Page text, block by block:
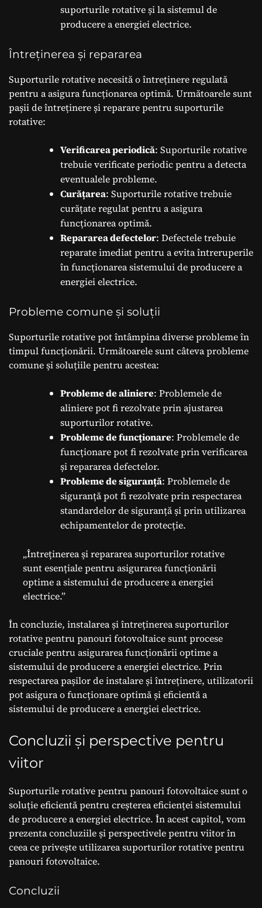
suporturile rotative și la sistemul de
producere a energiei electrice.
Întreținerea și repararea
Suporturile rotative necesită o întreținere regulată
pentru a asigura funcționarea optimă. Următoarele sunt
pașii de întreținere și reparare pentru suporturile
rotative:
Verificarea periodică: Suporturile rotative
trebuie verificate periodic pentru a detecta
eventualele probleme.
Curățarea: Suporturile rotative trebuie
curățate regulat pentru a asigura
funcționarea optimă.
Repararea defectelor: Defectele trebuie
reparate imediat pentru a evita întreruperile
în funcționarea sistemului de producere a
energiei electrice.
Probleme comune și soluții
Suporturile rotative pot întâmpina diverse probleme în
timpul funcționării. Următoarele sunt câteva probleme
comune și soluțiile pentru acestea:
Probleme de aliniere: Problemele de
aliniere pot fi rezolvate prin ajustarea
suporturilor rotative.
Probleme de funcționare: Problemele de
funcționare pot fi rezolvate prin verificarea
și repararea defectelor.
Probleme de siguranță: Problemele de
siguranță pot fi rezolvate prin respectarea
standardelor de siguranță și prin utilizarea
echipamentelor de protecție.
„Întreținerea și repararea suporturilor rotative
sunt esențiale pentru asigurarea funcționării
optime a sistemului de producere a energiei
electrice.”
În concluzie, instalarea și întreținerea suporturilor
rotative pentru panouri fotovoltaice sunt procese
cruciale pentru asigurarea funcționării optime a
sistemului de producere a energiei electrice. Prin
respectarea pașilor de instalare și întreținere, utilizatorii
pot asigura o funcționare optimă și eficientă a
sistemului de producere a energiei electrice.
Concluzii și perspective pentru
viitor
Suporturile rotative pentru panouri fotovoltaice sunt o
soluție eficientă pentru creșterea eficienței sistemului
de producere a energiei electrice. În acest capitol, vom
prezenta concluziile și perspectivele pentru viitor în
ceea ce privește utilizarea suporturilor rotative pentru
panouri fotovoltaice.
Concluzii